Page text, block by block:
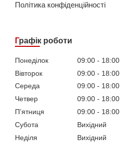
Політика конфіденційності
Графік роботи
Понеділок 09:00
18:00
Вівторок
09:00
18:00
Середа
09:00
18:00
Четвер
09:00
18:00
Пʼятниця
09:00
18:00
Субота
Вихідний
Неділя
Вихідний